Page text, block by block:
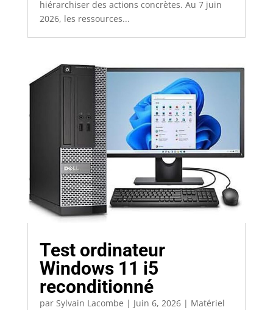
hiérarchiser des actions concrètes. Au 7 juin
2026, les ressources...
Test ordinateur
Windows 11 i5
reconditionné
par Sylvain Lacombe | Juin 6, 2026| Matériel